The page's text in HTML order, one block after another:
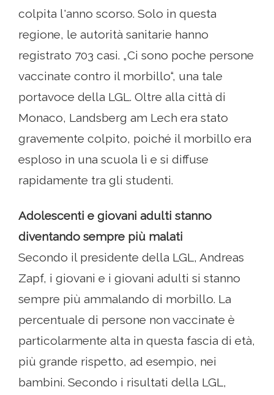
colpita l'anno scorso. Solo in questa
regione, le autorità sanitarie hanno
registrato 703 casi. „Ci sono poche persone
vaccinate contro il morbillo“, una tale
portavoce della LGL. Oltre alla città di
Monaco, Landsberg am Lech era stato
gravemente colpito, poiché il morbillo era
esploso in una scuola lì e si diffuse
rapidamente tra gli studenti.
Adolescenti e giovani adulti stanno
diventando sempre più malati
Secondo il presidente della LGL, Andreas
Zapf, i giovani e i giovani adulti si stanno
sempre più ammalando di morbillo. La
percentuale di persone non vaccinate è
particolarmente alta in questa fascia di età,
più grande rispetto, ad esempio, nei
bambini. Secondo i risultati della LGL,